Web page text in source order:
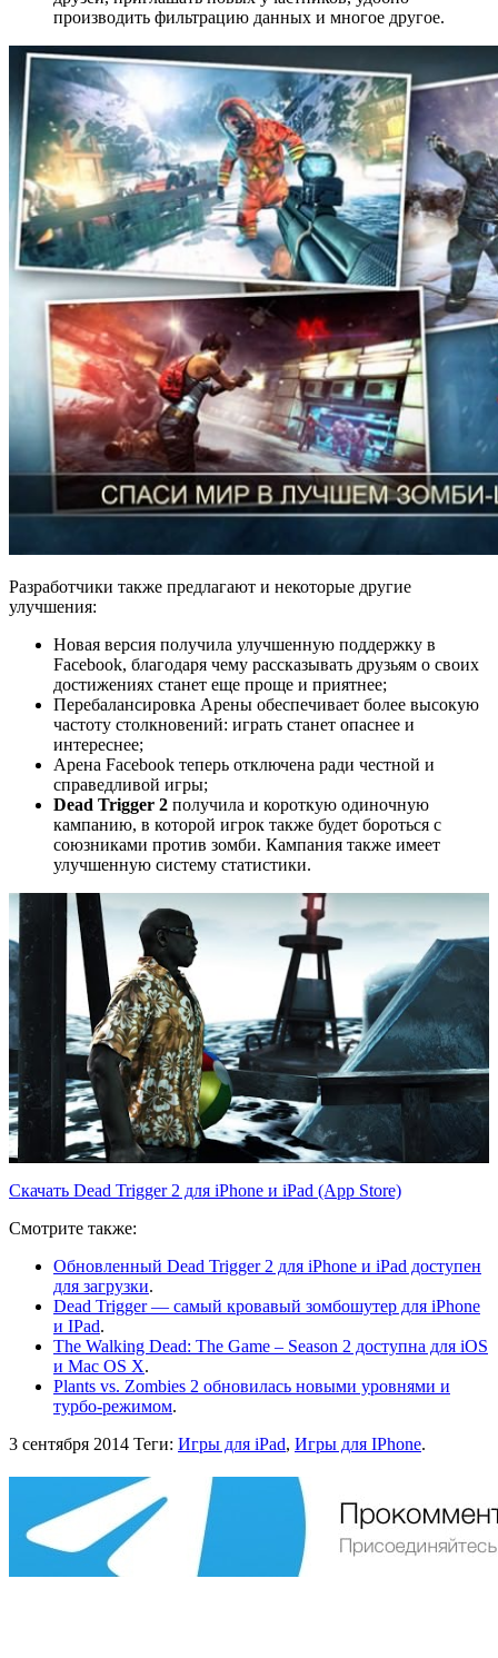
производить фильтрацию данных и многое другое.
Разработчики также предлагают и некоторые другие
улучшения:
Новая версия получила улучшенную поддержку в
Facebook, благодаря чему рассказывать друзьям о своих
достижениях станет еще проще и приятнее;
Перебалансировка Арены обеспечивает более высокую
частоту столкновений: играть станет опаснее и
интереснее;
Арена Facebook теперь отключена ради честной и
справедливой игры;
Dead Trigger 2 получила и короткую одиночную
кампанию, в которой игрок также будет бороться с
союзниками против зомби. Кампания также имеет
улучшенную систему статистики.
Скачать Dead Trigger 2 для iPhone и iPad (App Store)
Смотрите также:
Обновленный Dead Trigger 2 для iPhone и iPad доступен
для загрузки.
Dead Trigger — самый кровавый зомбошутер для iPhone
и IPad.
The Walking Dead: The Game – Season 2 доступна для iOS
и Mac OS X.
Plants vs. Zombies 2 обновилась новыми уровнями и
турбо-режимом.
3 сентября 2014 Теги: Игры для iPad, Игры для IPhone.